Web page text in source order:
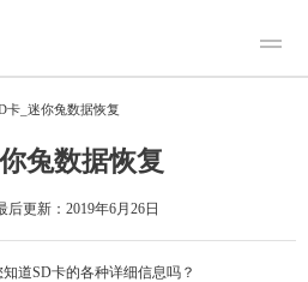
卡_迷你兔数据恢复
兔数据恢复
后更新： 2019年6月26日
道SD卡的各种详细信息吗？